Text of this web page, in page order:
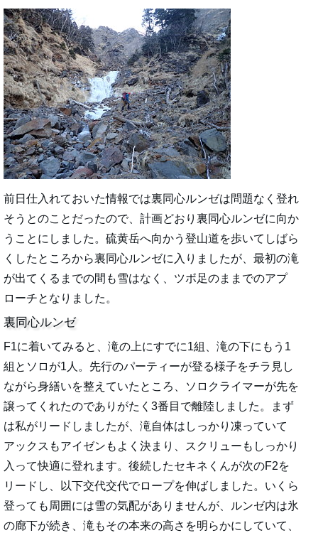
前日仕入れておいた情報では裏同心ルンゼは問題なく登れ
そうとのことだったので、計画どおり裏同心ルンゼに向か
うことにしました。硫黄岳へ向かう登山道を歩いてしばら
くしたところから裏同心ルンゼに入りましたが、最初の滝
が出てくるまでの間も雪はなく、ツボ足のままでのアプ
ローチとなりました。
裏同心ルンゼ
F1に着いてみると、滝の上にすでに1組、滝の下にもう1
組とソロが1人。先行のパーティーが登る様子をチラ見し
ながら身繕いを整えていたところ、ソロクライマーが先を
譲ってくれたのでありがたく3番目で離陸しました。まず
は私がリードしましたが、滝自体はしっかり凍っていて
アックスもアイゼンもよく決まり、スクリューもしっかり
入って快適に登れます。後続したセキネくんが次のF2を
リードし、以下交代交代でロープを伸ばしました。いくら
登っても周囲には雪の気配がありませんが、ルンゼ内は氷
の廊下が続き、滝もその本来の高さを明らかにしていて、